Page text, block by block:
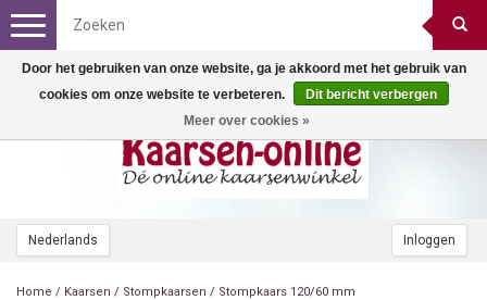
Nederlands Inloggen
Toggle
navigation
Home / Kaarsen / Stompkaarsen / Stompkaars 120/60 mm
Door het gebruiken van onze website, ga je akkoord met het gebruik van
cookies om onze website te verbeteren.
Dit bericht verbergen
Meer over cookies »